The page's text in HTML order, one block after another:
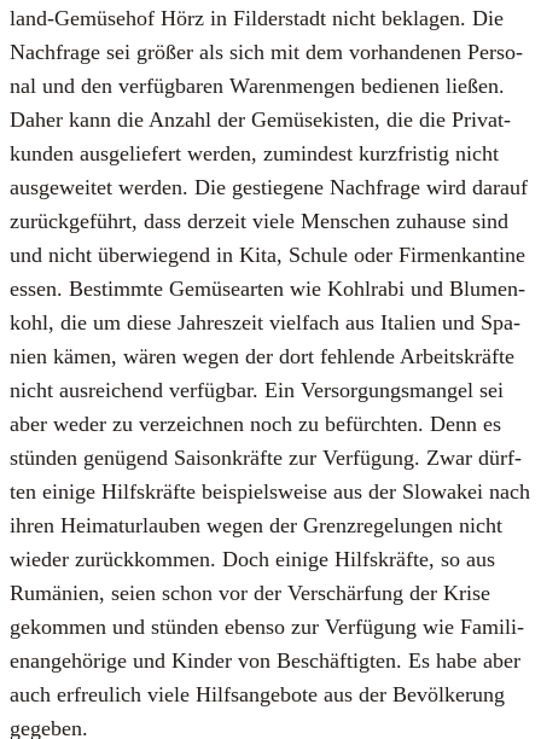
land-Gemü­se­hof Hörz in Fil­der­stadt nicht bekla­gen. Die
Nach­fra­ge sei grö­ßer als sich mit dem vor­han­de­nen Per­so­
nal und den ver­füg­ba­ren Waren­men­gen bedie­nen lie­ßen.
Daher kann die Anzahl der Gemü­se­kis­ten, die die Pri­vat­
kun­den aus­ge­lie­fert wer­den, zumin­dest kurz­fris­tig nicht
aus­ge­wei­tet wer­den. Die gestie­ge­ne Nach­fra­ge wird dar­auf
zurück­ge­führt, dass der­zeit vie­le Men­schen zuhau­se sind
und nicht über­wie­gend in Kita, Schu­le oder Fir­men­kan­ti­ne
essen. Bestimm­te Gemü­se­ar­ten wie Kohl­ra­bi und Blu­men­
kohl, die um die­se Jah­res­zeit viel­fach aus Ita­li­en und Spa­
ni­en kämen, wären wegen der dort feh­len­de Arbeits­kräf­te
nicht aus­rei­chend ver­füg­bar. Ein Ver­sor­gungs­man­gel sei
aber weder zu ver­zeich­nen noch zu befürch­ten. Denn es
stün­den genü­gend Sai­son­kräf­te zur Ver­fü­gung. Zwar dürf­
ten eini­ge Hilfs­kräf­te bei­spiels­wei­se aus der Slo­wa­kei nach
ihren Hei­mat­ur­lau­ben wegen der Grenz­re­ge­lun­gen nicht
wie­der zurück­kom­men. Doch eini­ge Hilfs­kräf­te, so aus
Rumä­ni­en, sei­en schon vor der Ver­schär­fung der Kri­se
gekom­men und stün­den eben­so zur Ver­fü­gung wie Fami­li­
en­an­ge­hö­ri­ge und Kin­der von Beschäf­tig­ten. Es habe aber
auch erfreu­lich vie­le Hilfs­an­ge­bo­te aus der Bevöl­ke­rung
gege­ben.